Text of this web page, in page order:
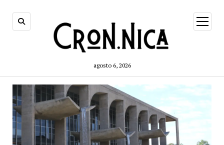
agosto 6, 2026
open
menu